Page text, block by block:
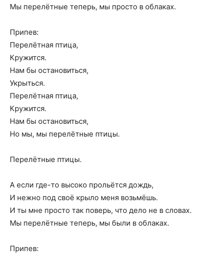
Мы перелётные теперь, мы просто в облаках.
Припев:
Перелётная птица,
Кружится.
Нам бы остановиться,
Укрыться.
Перелётная птица,
Кружится.
Нам бы остановиться,
Но мы, мы перелётные птицы.
Перелётные птицы.
А если где-то высоко прольётся дождь,
И нежно под своё крыло меня возьмёшь.
И ты мне просто так поверь, что дело не в словах.
Мы перелётные теперь, мы были в облаках.
Припев: